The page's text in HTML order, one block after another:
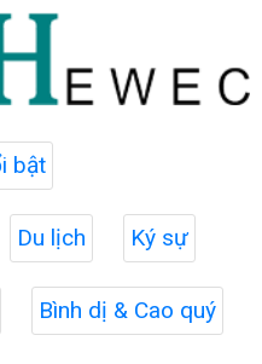
bật
Du lịch Ký sự
Bình dị & Cao quý